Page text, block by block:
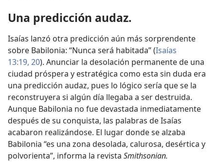
Una predicción audaz.
Isaías lanzó otra predicción aún más sorprendente
sobre Babilonia: “Nunca será habitada” (Isaías
13:19, 20). Anunciar la desolación permanente de una
ciudad próspera y estratégica como esta sin duda era
una predicción audaz, pues lo lógico sería que se la
reconstruyera si algún día llegaba a ser destruida.
Aunque Babilonia no fue devastada inmediatamente
después de su conquista, las palabras de Isaías
acabaron realizándose. El lugar donde se alzaba
Babilonia “es una zona desolada, calurosa, desértica y
polvorienta”, informa la revista Smithsonian.